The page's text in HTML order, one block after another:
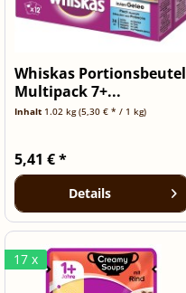
Whiskas Portionsbeutel
Multipack 7+...
Inhalt 1.02 kg(5,30 € * / 1 kg)
5,41 € *
Details
17 x